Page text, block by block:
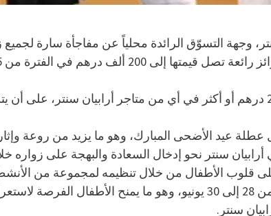
وجهة التسوّق الرائدة محلياً عن مفاجأة سارة
عيد الأضحى المبارك، وهو ما يزيد من روعة
قلوب الأطفال من خلال تنظيمه لمجموعة من
الورقية، فن الأوريغامي والمزيد من الترفيه، وذلك في الفترة من 28
سنتر.